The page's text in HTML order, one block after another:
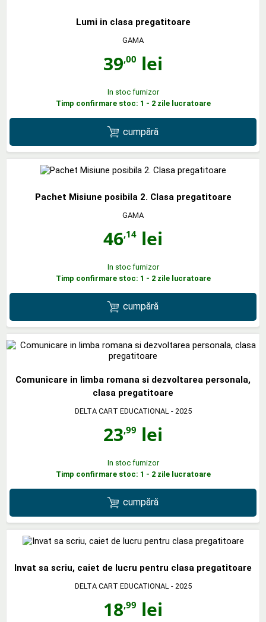
Lumi in clasa pregatitoare
GAMA
39,00 lei
In stoc furnizor
Timp confirmare stoc: 1 - 2 zile lucratoare
cumpără
Pachet Misiune posibila 2. Clasa pregatitoare
GAMA
46,14 lei
In stoc furnizor
Timp confirmare stoc: 1 - 2 zile lucratoare
cumpără
Comunicare in limba romana si dezvoltarea personala,
clasa pregatitoare
DELTA CART EDUCATIONAL - 2025
23,99 lei
In stoc furnizor
Timp confirmare stoc: 1 - 2 zile lucratoare
cumpără
Invat sa scriu, caiet de lucru pentru clasa pregatitoare
DELTA CART EDUCATIONAL - 2025
18,99 lei